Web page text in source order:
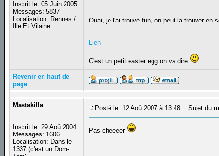
Inscrit le: 05 Juin 2005
Messages: 5837
Localisation: Rennes /
Ille Et Vilaine
Ouai, je l'ai trouvé fun, on peut la trouver en
Lien
C'est un petit easter egg on va dire
Revenir en haut de
page
Mastakilla
Inscrit le: 29 Aoû 2004
Messages: 1606
Localisation: Dans le
1337 (c'est un Dom-
Posté le: 12 Aoû 2007 à 13:48 Sujet du
Pas cheeeer